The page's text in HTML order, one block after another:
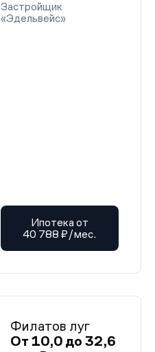
Застройщик
«Эдельвейс»
Ипотека от
40 788 ₽/мес.
Филатов луг
От 10,0 до 32,6